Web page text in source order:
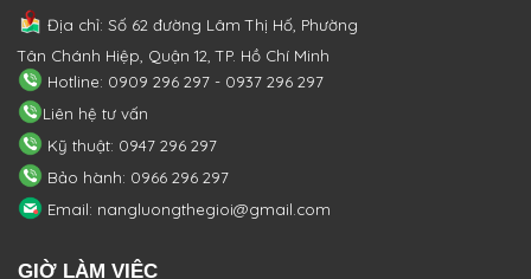
Địa chỉ: Số 62 đường Lâm Thị Hố, Phường
Tân Chánh Hiệp, Quận 12, TP. Hồ Chí Minh
Hotline: 0909 296 297 - 0937 296 297
Liên hệ tư vấn
Kỹ thuật: 0947 296 297
Bảo hành: 0966 296 297
Email: nangluongthegioi@gmail.com
GIỜ LÀM VIỆC